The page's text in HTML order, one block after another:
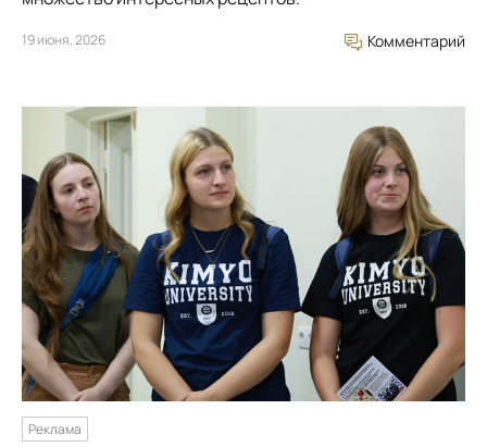
19 июня, 2026 Комментарий
Реклама